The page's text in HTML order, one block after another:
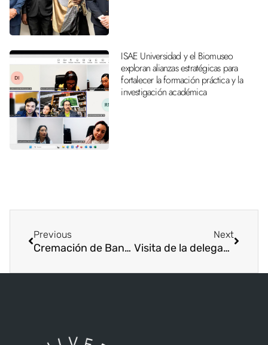
ISAE Universidad y el Biomuseo
exploran alianzas estratégicas para
fortalecer la formación práctica y la
investigación académica
Previous
Cremación de Banderas, ISAE UNIVERSIDAD, Sede Metetí
Next
Visita de la delegación Politécnica de la Costa Atlántica de Barranquilla Colombia.